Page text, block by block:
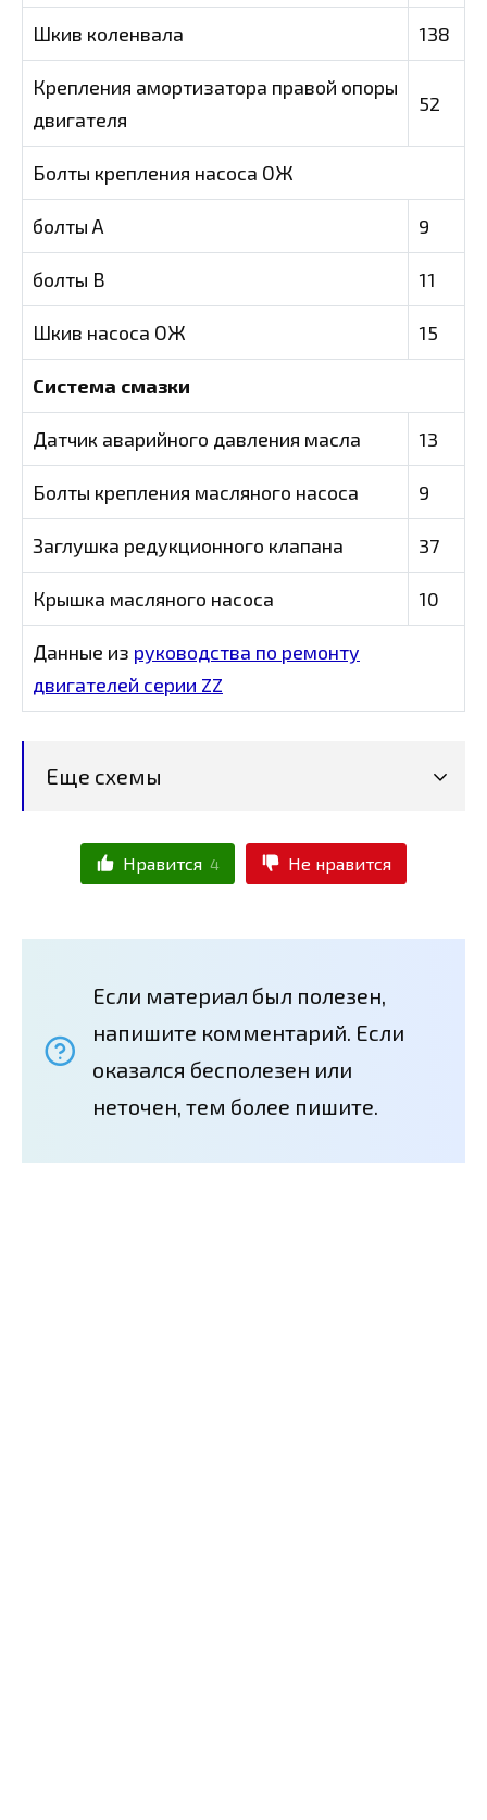
Шкив коленвала 138
Крепления амортизатора правой опоры
двигателя
52
Болты крепления насоса ОЖ
болты А 9
болты В 11
Шкив насоса ОЖ 15
Система смазки
Датчик аварийного давления масла 13
Болты крепления масляного насоса 9
Заглушка редукционного клапана 37
Крышка масляного насоса 10
Данные из руководства по ремонту
двигателей серии ZZ
Еще схемы
Нравится 4 Не нравится
Если материал был полезен,
напишите комментарий. Если
оказался бесполезен или
неточен, тем более пишите.